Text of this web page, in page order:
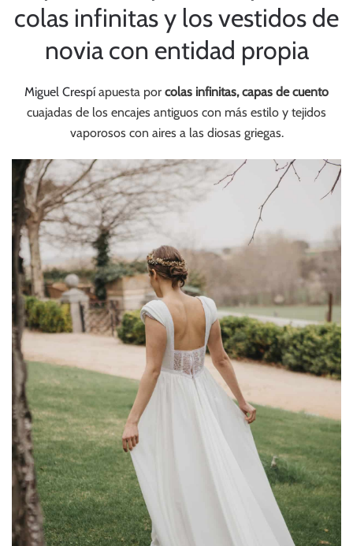
colas infinitas y los vestidos de
novia con entidad propia
Miguel Crespíapuesta por colas infinitas, capas de cuento
cuajadas de los encajes antiguos con más estilo y tejidos
vaporosos con aires a las diosas griegas.